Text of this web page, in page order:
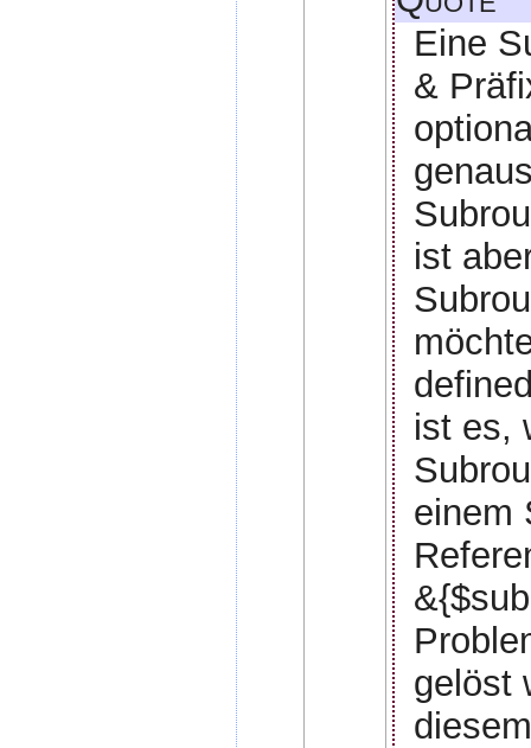
Eine
&
ist
ist es,
einem
gelöst